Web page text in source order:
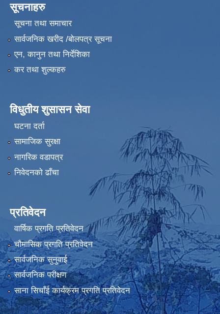
सूचनाहरु
सूचना तथा समाचार
सार्वजनिक खरीद /बोलपत्र सूचना
एन, कानुन तथा निर्देशिका
कर तथा शुल्कहरु
विधुतीय शुसासन सेवा
घटना दर्ता
सामाजिक सुरक्षा
नागरिक वडापत्र
निवेदनको ढाँचा
प्रतिवेदन
वार्षिक प्रगति प्रतिवेदन
चौमासिक प्रगति प्रतिवेदन
सार्वजनिक सुनुवाई
सार्वजनिक परीक्षण
साना सिचाँई कार्यक्रम प्रगति प्रतिवेदन